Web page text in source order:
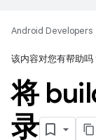
Android Developers
该内容对您有帮助吗
将
录